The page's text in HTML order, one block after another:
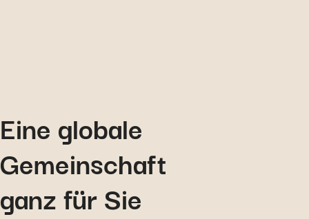
Eine globale
Gemeinschaft
ganz für Sie